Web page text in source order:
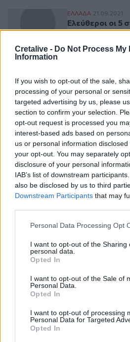
Cretalive - Do Not Process My
Information
If you wish to opt-out of the sale,
processing of your personal or
targeted advertising by us, please
section to confirm your selection.
opt-out request is processed you
interest-based ads based on
us or personal information
your opt-out. You may separately
disclosure of your personal
IAB’s list of downstream
also be disclosed by us to third
Downstream Participants that may
Personal Data Processing Opt
I want to opt-out of the Sharing
personal data.
Opted In
I want to opt-out of the Sale of
Personal Data.
Opted In
I want to opt-out of processing
Personal Data for Targeted
Opted In
Ελεύθεροι οι 5
ΕΛΛAΔΑ 21.09.2021
Ελεύθεροι οι 5
σχολικό για
Καρτ-Πάτρα:
συλληφθέντες
1
Ροή ειδήσεων
Ρέθυμνο: Εσπερίδα για τον
"Θεομήτωρ"
Θ. Γιάνναρος: «Οι συνεχείς
δραματικά τη δυνατότητα
18:05
Πάρος: Ελεύθερος ο ιδιοκτήτης